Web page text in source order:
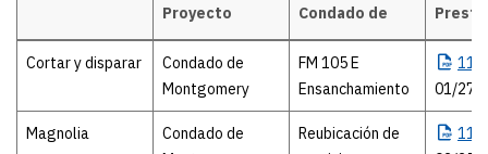
Distrito de Houston
Proyecto Condado de
Cortar y disparar
Condado de
Montgomery
FM 105 E
Ensanchamiento
01/27/
Magnolia
Condado de
Reubicación de